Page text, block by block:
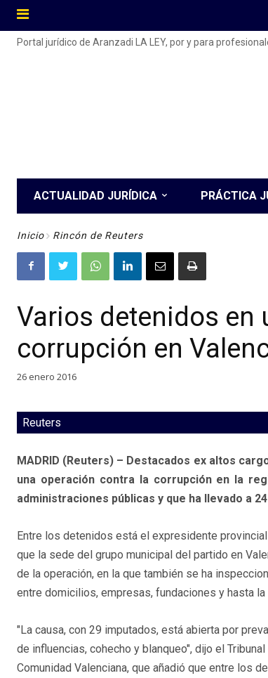
Portal jurídico de Aranzadi LA LEY, por y para
ACTUALIDAD JURÍDICA PRÁCTICA
Inicio Rincón de Reuters
Varios detenidos en
corrupción en
26 enero 2016
Reuters
MADRID (Reuters) – Destacados ex altos
una operación contra la corrupción en la
administraciones públicas y que ha llevado a
Entre los detenidos está el expresidente
que la sede del grupo municipal del partido en
de la operación, en la que también se ha
entre domicilios, empresas, fundaciones y hasta
"La causa, con 29 imputados, está abierta por
de influencias, cohecho y blanqueo", dijo el
Comunidad Valenciana, que añadió que entre los